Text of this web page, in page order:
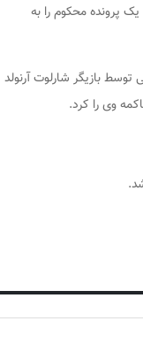
پرونده محکوم را به
در دسامبر ۲۰۲۰ به اتهام تجاوز جنسی توسط بازیگر شارلوت آرنولد